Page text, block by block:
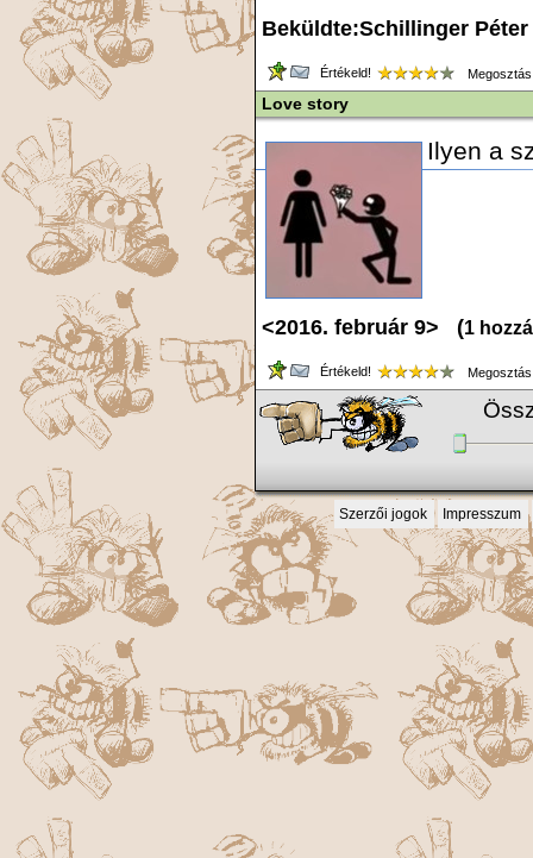
Beküldte:Schillinger Péter
Értékeld!
Love story
Ilyen a
<2016. február 9> (1
Értékeld!
Szerzői jogok Impresszum